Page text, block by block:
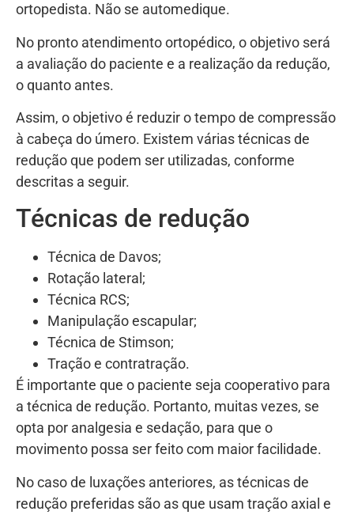
ortopedista. Não se automedique.
No pronto atendimento ortopédico, o objetivo será
a avaliação do paciente e a realização da redução,
o quanto antes.
Assim, o objetivo é reduzir o tempo de compressão
à cabeça do úmero. Existem várias técnicas de
redução que podem ser utilizadas, conforme
descritas a seguir.
Técnicas de redução
Técnica de Davos;
Rotação lateral;
Técnica RCS;
Manipulação escapular;
Técnica de Stimson;
Tração e contratração.
É importante que o paciente seja cooperativo para
a técnica de redução. Portanto, muitas vezes, se
opta por analgesia e sedação, para que o
movimento possa ser feito com maior facilidade.
No caso de luxações anteriores, as técnicas de
redução preferidas são as que usam tração axial e